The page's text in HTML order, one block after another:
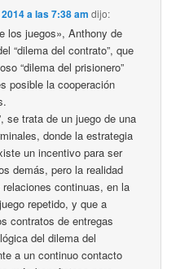
a las 7:38 am dijo:
los juegos», Anthony de
“dilema del contrato”, que
“dilema del prisionero”
posible la cooperación
se trata de un juego de una
donde la estrategia
un incentivo para ser
demás, pero la realidad
continuas, en la
repetido, y que a
contratos de entregas
del dilema del
a un continuo contacto